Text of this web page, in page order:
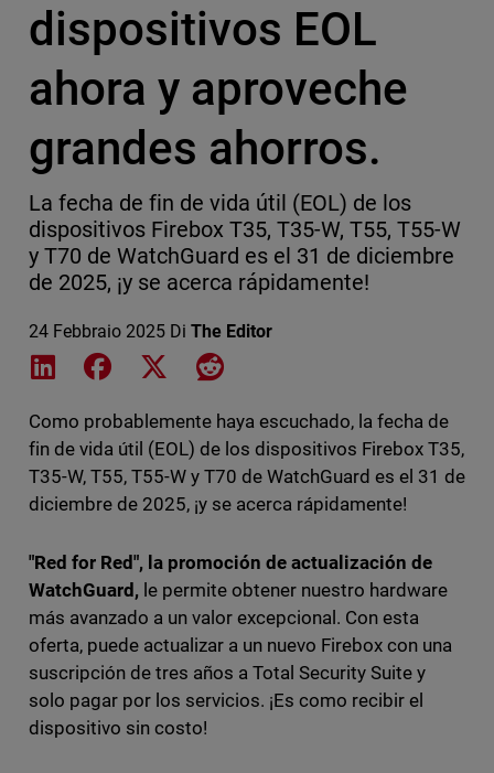
dispositivos EOL
ahora y aproveche
grandes ahorros.
La fecha de fin de vida útil (EOL) de los
dispositivos Firebox T35, T35-W, T55, T55-W
y T70 de WatchGuard es el 31 de diciembre
de 2025, ¡y se acerca rápidamente!
24 Febbraio 2025 Di The Editor
Share on LinkedIn
Share on Facebook
Share on XShare on Reddit
Como probablemente haya escuchado, la fecha de
fin de vida útil (EOL) de los dispositivos Firebox T35,
T35-W, T55, T55-W y T70 de WatchGuard es el 31 de
diciembre de 2025, ¡y se acerca rápidamente!
"Red for Red", la promoción de actualización de
WatchGuard, le permite obtener nuestro hardware
más avanzado a un valor excepcional. Con esta
oferta, puede actualizar a un nuevo Firebox con una
suscripción de tres años a Total Security Suite y
solo pagar por los servicios. ¡Es como recibir el
dispositivo sin costo!